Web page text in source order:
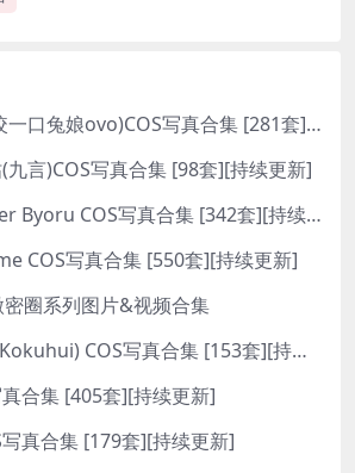
Yiko湿润兔(咬一口兔娘ovo)COS写真合集 [281套][持续更新]
九言)COS写真合集 [98套][持续更新]
日本人气Coser Byoru COS写真合集 [342套][持续更新]
COS写真合集 [550套][持续更新]
圈系列图片&视频合集
yuuhui玉汇 (Kokuhui) COS写真合集 [153套][持续更新]
合集 [405套][持续更新]
真合集 [179套][持续更新]